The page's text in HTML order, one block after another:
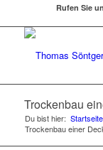
Rufen Sie
Trockenbau
Du bist hier: Startseite
Trockenbau einer